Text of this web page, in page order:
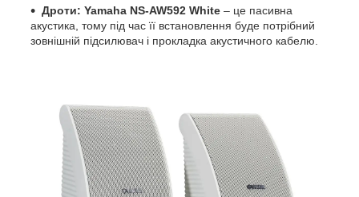
Дроти: Yamaha NS-AW592 White – це пасивна
акустика, тому під час її встановлення буде потрібний
зовнішній підсилювач і прокладка акустичного кабелю.